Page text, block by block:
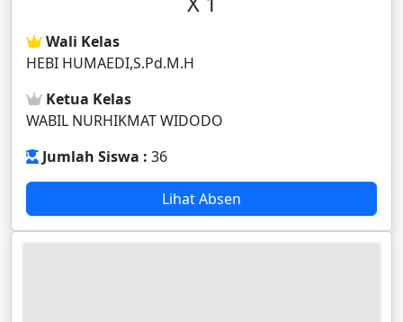
Wali Kelas
HEBI HUMAEDI,S.Pd.M.H
Ketua Kelas
WABIL NURHIKMAT WIDODO
Jumlah Siswa : 36
Lihat Absen